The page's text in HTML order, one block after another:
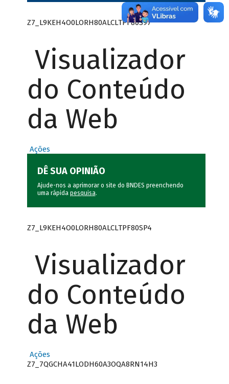
Z7_L9KEH4O0LORH80ALCLTPF80S97
Visualizador
do Conteúdo
da Web
Ações
DÊ SUA OPINIÃO
Ajude-nos a aprimorar o site do BNDES preenchendo
uma rápida pesquisa.
Z7_L9KEH4O0LORH80ALCLTPF80SP4
Visualizador
do Conteúdo
da Web
Ações
Z7_7QGCHA41LODH60A3OQA8RN14H3